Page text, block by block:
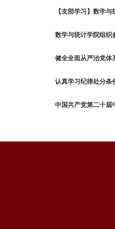
【支部学习】数学
数学与统计学院组织
健全全面从严治党体
认真学习纪律处分条
中国共产党第二十届